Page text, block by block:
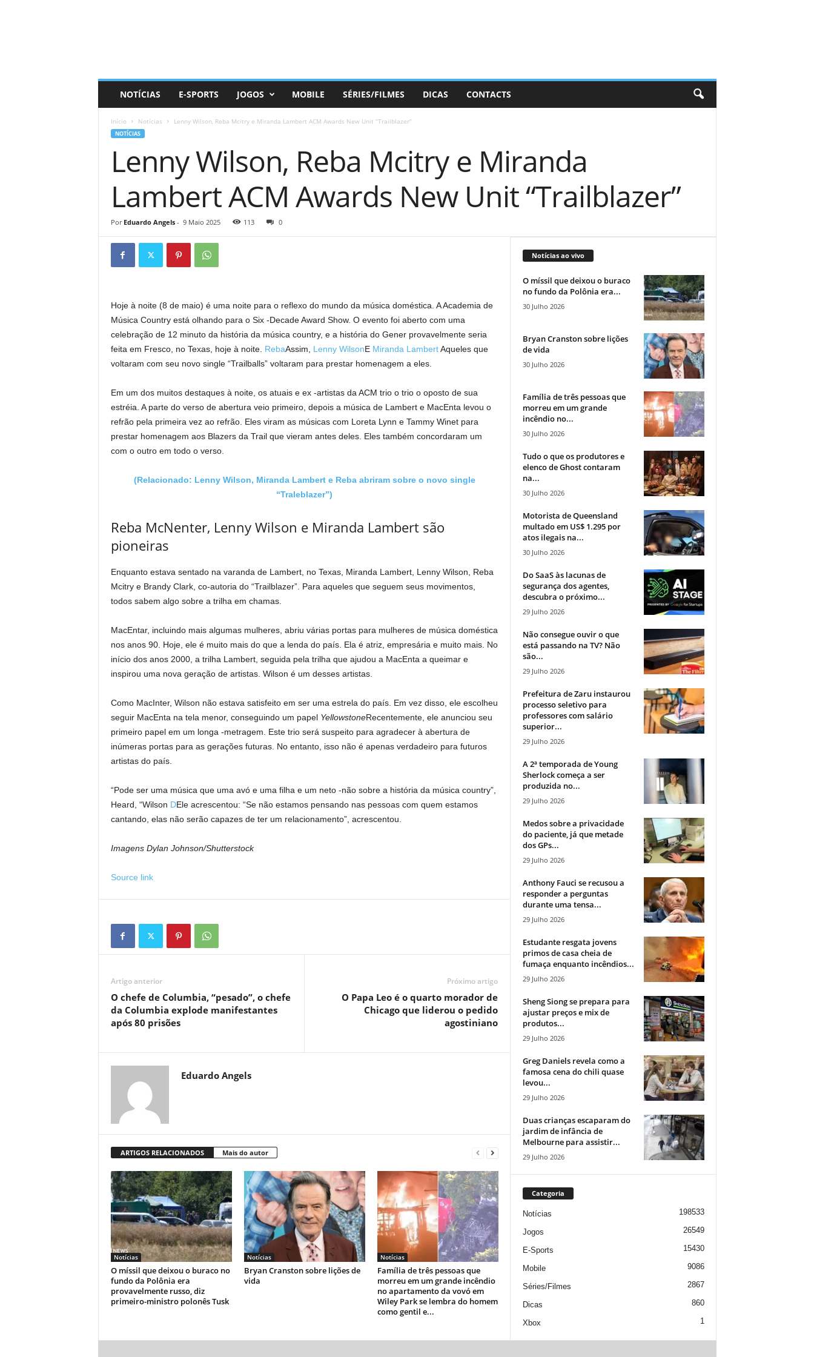
NOTÍCIAS E-SPORTS JOGOS MOBILE SÉRIES/FILMES DICAS CONTACTS
Início Notícias Lenny Wilson, Reba Mcitry e Miranda Lambert ACM Awards New Unit “Trailblazer”
NOTÍCIAS
Lenny Wilson, Reba Mcitry e Miranda
Lambert ACM Awards New Unit “Trailblazer”
Por Eduardo Angels- 9 Maio 2025 113 0
Hoje à noite (8 de maio) é uma noite para o reflexo do mundo da música doméstica. A Academia de
Música Country está olhando para o Six -Decade Award Show. O evento foi aberto com uma
celebração de 12 minuto da história da música country, e a história do Gener provavelmente seria
feita em Fresco, no Texas, hoje à noite. RebaAssim, Lenny WilsonE Miranda LambertAqueles que
voltaram com seu novo single “Trailballs” voltaram para prestar homenagem a eles.
Em um dos muitos destaques à noite, os atuais e ex -artistas da ACM trio o trio o oposto de sua
estréia. A parte do verso de abertura veio primeiro, depois a música de Lambert e MacEnta levou o
refrão pela primeira vez ao refrão. Eles viram as músicas com Loreta Lynn e Tammy Winet para
prestar homenagem aos Blazers da Trail que vieram antes deles. Eles também concordaram um
com o outro em todo o verso.
(Relacionado: Lenny Wilson, Miranda Lambert e Reba abriram sobre o novo single
“Traleblazer”)
Reba McNenter, Lenny Wilson e Miranda Lambert são
pioneiras
Enquanto estava sentado na varanda de Lambert, no Texas, Miranda Lambert, Lenny Wilson, Reba
Mcitry e Brandy Clark, co-autoria do “Trailblazer”. Para aqueles que seguem seus movimentos,
todos sabem algo sobre a trilha em chamas.
MacEntar, incluindo mais algumas mulheres, abriu várias portas para mulheres de música doméstica
nos anos 90. Hoje, ele é muito mais do que a lenda do país. Ela é atriz, empresária e muito mais. No
início dos anos 2000, a trilha Lambert, seguida pela trilha que ajudou a MacEnta a queimar e
inspirou uma nova geração de artistas. Wilson é um desses artistas.
Como MacInter, Wilson não estava satisfeito em ser uma estrela do país. Em vez disso, ele escolheu
seguir MacEnta na tela menor, conseguindo um papel YellowstoneRecentemente, ele anunciou seu
primeiro papel em um longa -metragem. Este trio será suspeito para agradecer à abertura de
inúmeras portas para as gerações futuras. No entanto, isso não é apenas verdadeiro para futuros
artistas do país.
“Pode ser uma música que uma avó e uma filha e um neto -não sobre a história da música country”,
Heard, “Wilson DEle acrescentou: “Se não estamos pensando nas pessoas com quem estamos
cantando, elas não serão capazes de ter um relacionamento”, acrescentou.
Imagens Dylan Johnson/Shutterstock
Source link
Artigo anterior
O chefe de Columbia, “pesado”, o chefe
da Columbia explode manifestantes
após 80 prisões
Próximo artigo
O Papa Leo é o quarto morador de
Chicago que liderou o pedido
agostiniano
Eduardo Angels
ARTIGOS RELACIONADOS Mais do autor
Notícias
O míssil que deixou o buraco no
fundo da Polônia era
provavelmente russo, diz
primeiro-ministro polonês Tusk
Notícias
Bryan Cranston sobre lições de
vida
Notícias
Família de três pessoas que
morreu em um grande incêndio
no apartamento da vovó em
Wiley Park se lembra do homem
como gentil e...
Notícias ao vivo
O míssil que deixou o buraco
no fundo da Polônia era...
30 Julho 2026
Bryan Cranston sobre lições
de vida
30 Julho 2026
Família de três pessoas que
morreu em um grande
incêndio no...
30 Julho 2026
Tudo o que os produtores e
elenco de Ghost contaram
na...
30 Julho 2026
Motorista de Queensland
multado em US$ 1.295 por
atos ilegais na...
30 Julho 2026
Do SaaS às lacunas de
segurança dos agentes,
descubra o próximo...
29 Julho 2026
Não consegue ouvir o que
está passando na TV? Não
são...
29 Julho 2026
Prefeitura de Zaru instaurou
processo seletivo para
professores com salário
superior...
29 Julho 2026
A 2ª temporada de Young
Sherlock começa a ser
produzida no...
29 Julho 2026
Medos sobre a privacidade
do paciente, já que metade
dos GPs...
29 Julho 2026
Anthony Fauci se recusou a
responder a perguntas
durante uma tensa...
29 Julho 2026
Estudante resgata jovens
primos de casa cheia de
fumaça enquanto incêndios...
29 Julho 2026
Sheng Siong se prepara para
ajustar preços e mix de
produtos...
29 Julho 2026
Greg Daniels revela como a
famosa cena do chili quase
levou...
29 Julho 2026
Duas crianças escaparam do
jardim de infância de
Melbourne para assistir...
29 Julho 2026
Categoria
Notícias 198533
Jogos 26549
E-Sports 15430
Mobile 9086
Séries/Filmes 2867
Dicas 860
Xbox 1